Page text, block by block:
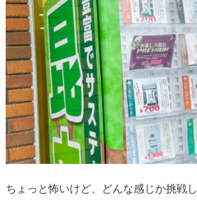
ちょっと怖いけど、どんな感じか挑戦